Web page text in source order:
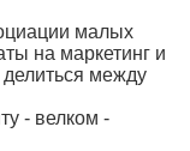
малых
на маркетинг и
между
- велком -